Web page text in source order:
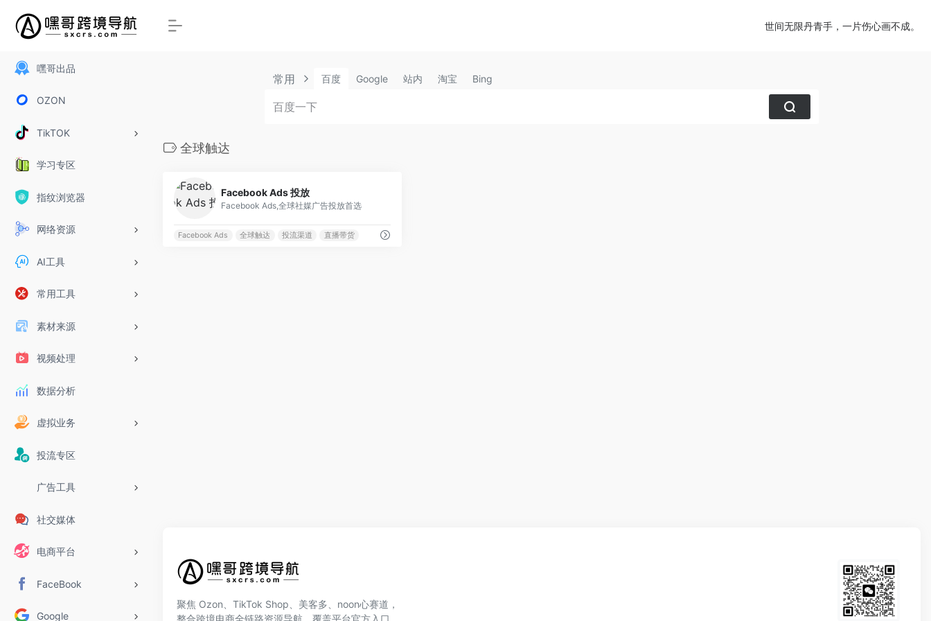
嘿哥出品
OZON
TikTOK
学习专区
指纹浏览器
网络资源
AI工具
常用工具
素材来源
视频处理
数据分析
虚拟业务
投流专区
广告工具
社交媒体
电商平台
FaceBook
Google
世间无限丹青手，一片伤心画不成。
常用 百度 Google 站内 淘宝 Bing
全球触达
Facebook Ads 投放
Facebook Ads,全球社媒广告投放首选
Facebook Ads 全球触达 投流渠道 直播带货
聚焦 Ozon、TikTok Shop、美客多、noon心赛道，
整合跨境电商全链路资源导航，覆盖平台官方入口、